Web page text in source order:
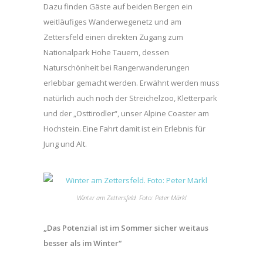
Dazu finden Gäste auf beiden Bergen ein
weitläufiges Wanderwegenetz und am
Zettersfeld einen direkten Zugang zum
Nationalpark Hohe Tauern, dessen
Naturschönheit bei Rangerwanderungen
erlebbar gemacht werden. Erwähnt werden muss
natürlich auch noch der Streichelzoo, Kletterpark
und der „Osttirodler“, unser Alpine Coaster am
Hochstein. Eine Fahrt damit ist ein Erlebnis für
Jung und Alt.
Winter am Zettersfeld. Foto: Peter Märkl
„Das Potenzial ist im Sommer sicher weitaus
besser als im Winter“